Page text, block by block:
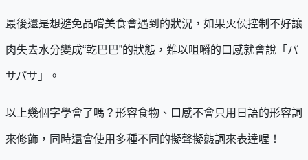
最後還是想避免品嚐美食會遇到的狀況，如果火侯控制不好讓
肉失去水分變成“乾巴巴”的狀態，難以咀嚼的口感就會說「パ
サパサ」。
以上幾個字學會了嗎？形容食物、口感不會只用日語的形容詞
來修飾，同時還會使用多種不同的擬聲擬態詞來表達喔！